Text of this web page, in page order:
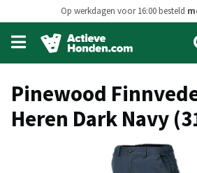
Op werkdagen voor 16:00 besteld
Open
main
menu
Pinewood
Heren Dark Navy